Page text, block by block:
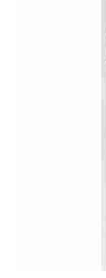
Blog / DIY /